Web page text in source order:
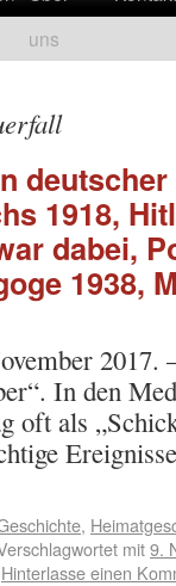
uns
1918,
dabei,
1938,
2017.
In den
als
,
mit9.
Hinterlasse einen